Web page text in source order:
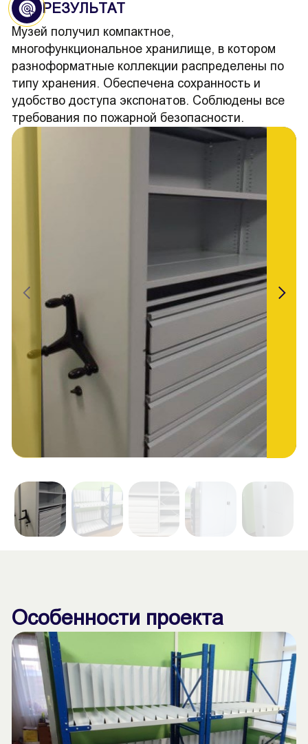
РЕЗУЛЬТАТ
Музей получил компактное,
многофункциональное хранилище, в котором
разноформатные коллекции распределены по
типу хранения. Обеспечена сохранность и
удобство доступа экспонатов. Соблюдены все
требования по пожарной безопасности.
Особенности проекта